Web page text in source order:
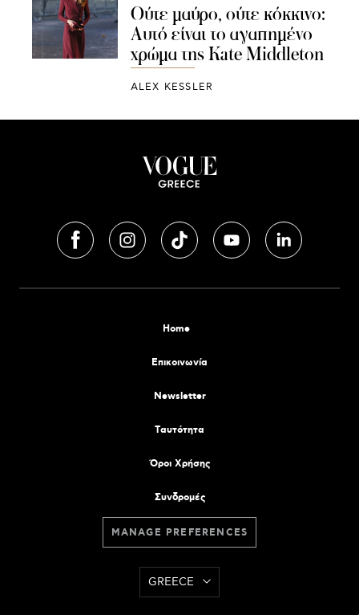
Ούτε μαύρο, ούτε κόκκινο:
Αυτό είναι το αγαπημένο
χρώμα της Kate Middleton
ALEX KESSLER
Home
Επικοινωνία
Newsletter
Tαυτότητα
Όροι Χρήσης
Συνδρομές
MANAGE PREFERENCES
GREECE